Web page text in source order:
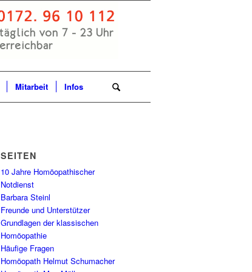
Mitarbeit Infos
SEITEN
10 Jahre Homöopathischer
Notdienst
Barbara Steinl
Freunde und Unterstützer
Grundlagen der klassischen
Homöopathie
Häufige Fragen
Homöopath Helmut Schumacher